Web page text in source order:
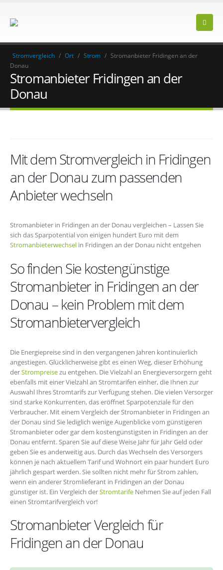
Stromvergleich / Ort / Strom / Stromanbieter Fridingen an der
Donau
Stromanbieter Fridingen an der
Donau
Mit dem Stromvergleich in Fridingen
an der Donau zum passenden
Anbieter wechseln
Stromanbieter in Fridingen an der Donau vergleichen – Lassen Sie
sich das Sparpotential von einigen hundert Euro mit dem
Stromanbieterwechsel in Fridingen an der Donau nicht entgehen
So finden Sie kostengünstige
Stromanbieter in Fridingen an der
Donau – kein Problem mit dem
Stromanbietervergleich
Die Energiepreise sind in den vergangenen Jahren kontinuierlich
angestiegen. Glücklicherweise gibt es einen Weg, dieser Erhöhung
derStrompreisezu entgehen. Die Vielzahl an Energieversorgern geht
ebenfalls mit einer Vielzahl an Stromtarifen einher, die Ihnen zur
Auswahl Ihres Stromtarifs zur Verfügung stehen. Die vielen Versorger
sind starke Konkurrenten, das eröffnet Sparpotenziale für den
Verbraucher. Mit einem Vergleich der Stromanbieter in Fridingen an
der Donau sind Sie lediglich wenige Augenblicke vom günstigeren
Stromanbieter oder gar dem kostengünstigsten in Fridingen an der
Donau entfernt. Sparen Sie auf diese Weise Jahr für Jahr Geld oder
geben Sie es anderweitig aus. Durch das Wechseln des Versorgers
können je nach aktuellem Tarif und Wohnort ein paar hundert Euro
jährlich gespart werden. Sie sollten nicht mehr für Strom zahlen,
wenn ein anderer Stromlieferant in Fridingen an der Donau
günstiger ist. Ein Vergleich derStromtarife Nehmen Sie auf jeden Fall
einen Stromtarifvergleich vor!
Stromanbieter Vergleich für
Fridingen an der Donau